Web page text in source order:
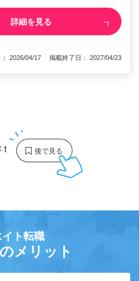
詳細を見る
： 2026/04/17 掲載終了日： 2027/04/23
イト転職
メリット